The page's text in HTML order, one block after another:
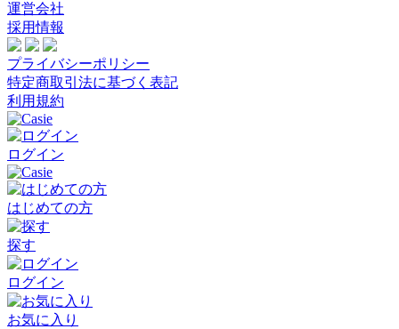
運営会社
採用情報
プライバシーポリシー
特定商取引法に基づく表記
利用規約
ログイン
はじめての方
探す
ログイン
お気に入り